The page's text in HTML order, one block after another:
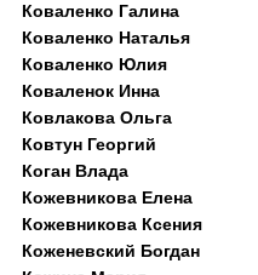
Коваленко Галина
Коваленко Наталья
Коваленко Юлия
Коваленок Инна
Ковлакова Ольга
Ковтун Георгий
Коган Влада
Кожевникова Елена
Кожевникова Ксения
Коженевский Богдан